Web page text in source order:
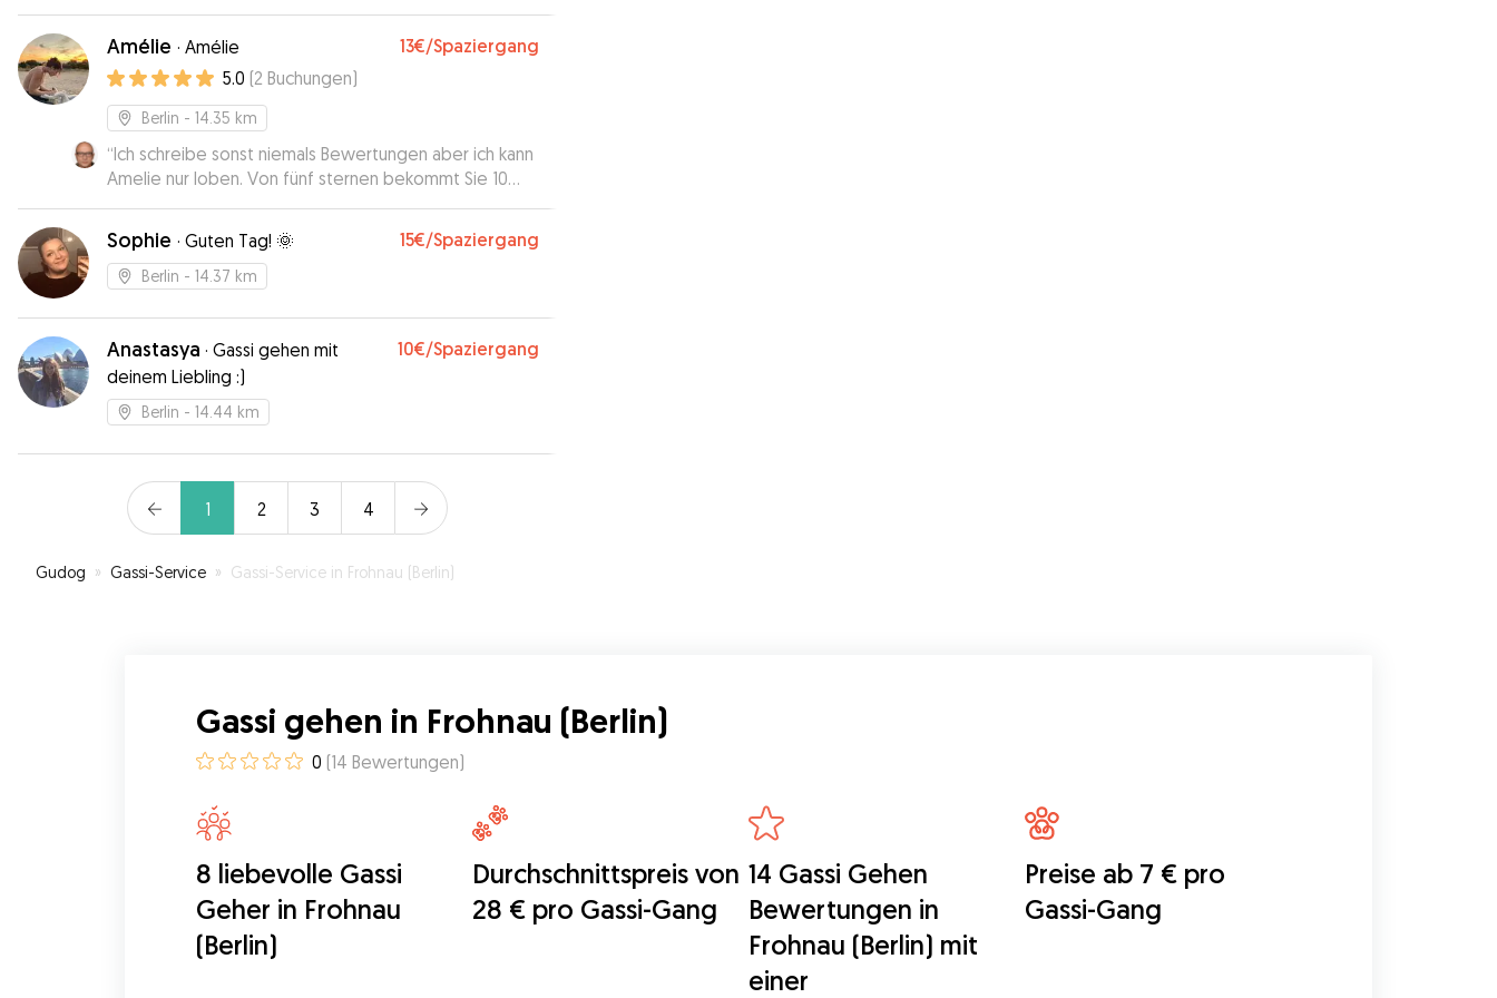
Amélie · Amélie 13€/Spaziergang
5.0 (2 Buchungen)
Berlin - 14.35 km
“Ich schreibe sonst niemals Bewertungen aber ich kann
Amelie nur loben. Von fünf sternen bekommt Sie 10
von mir. Mein Hundemädchen war tiefenentspannt und
glücklich.
Sophie · Guten Tag! 🌞 15€/Spaziergang
Berlin - 14.37 km
Anastasya · Gassi gehen mit
deinem Liebling :)
10€/Spaziergang
Berlin - 14.44 km
1 2 3 4
Gudog » Gassi-Service » Gassi-Service in Frohnau (Berlin)
Gassi gehen in Frohnau (Berlin)
0 (14 Bewertungen)
8 liebevolle Gassi
Geher in Frohnau
(Berlin)
Durchschnittspreis von
28 € pro Gassi-Gang
14 Gassi Gehen
Bewertungen in
Frohnau (Berlin) mit
einer
Preise ab 7 € pro
Gassi-Gang